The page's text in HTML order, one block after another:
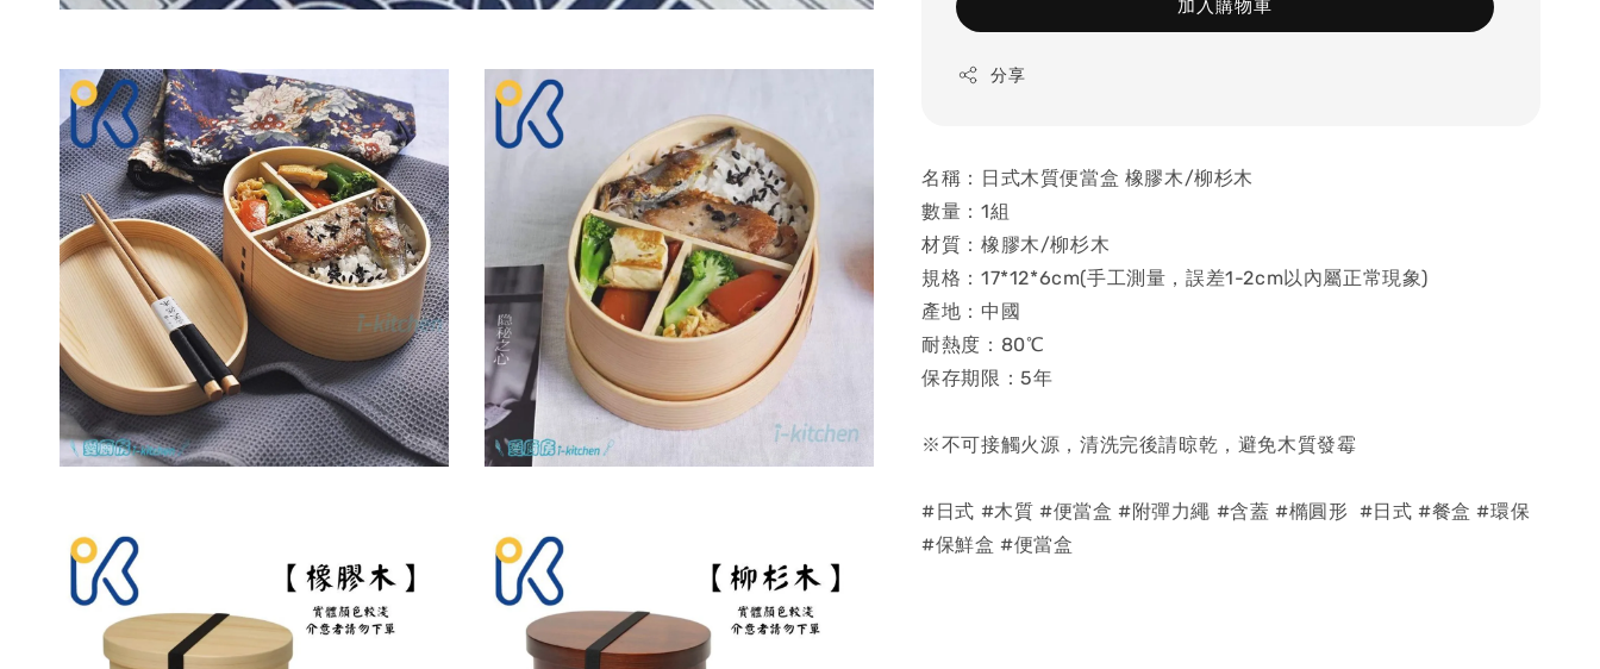
加入購物車
分享
名稱：日式木質便當盒 橡膠木/柳杉木
數量：1組
材質：橡膠木/柳杉木
規格：17*12*6cm(手工測量，誤差1-2cm以內屬正常現象)
產地：中國
耐熱度：80℃
保存期限：5年
※不可接觸火源，清洗完後請晾乾，避免木質發霉
#日式 #木質 #便當盒 #附彈力繩 #含蓋 #橢圓形 #日式 #餐盒 #環保
#保鮮盒 #便當盒